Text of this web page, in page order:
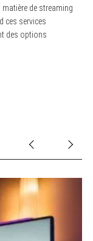
matière de streaming
ces services
des options